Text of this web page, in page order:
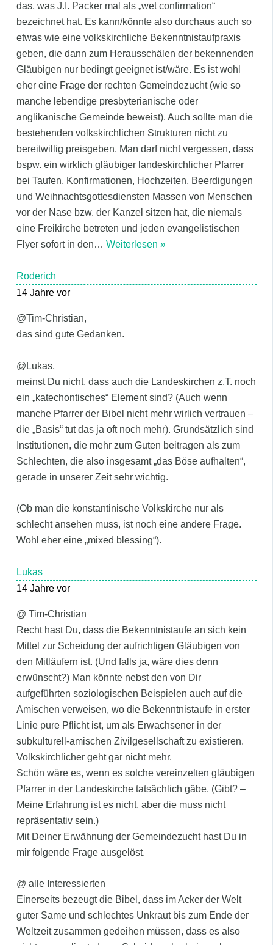
das, was J.I. Packer mal als „wet confirmation“
bezeichnet hat. Es kann/könnte also durchaus auch so
etwas wie eine volkskirchliche Bekenntnistaufpraxis
geben, die dann zum Herausschälen der bekennenden
Gläubigen nur bedingt geeignet ist/wäre. Es ist wohl
eher eine Frage der rechten Gemeindezucht (wie so
manche lebendige presbyterianische oder
anglikanische Gemeinde beweist). Auch sollte man die
bestehenden volkskirchlichen Strukturen nicht zu
bereitwillig preisgeben. Man darf nicht vergessen, dass
bspw. ein wirklich gläubiger landeskirchlicher Pfarrer
bei Taufen, Konfirmationen, Hochzeiten, Beerdigungen
und Weihnachtsgottesdiensten Massen von Menschen
vor der Nase bzw. der Kanzel sitzen hat, die niemals
eine Freikirche betreten und jeden evangelistischen
Flyer sofort in den… Weiterlesen »
Roderich
14 Jahre vor
@Tim-Christian,
das sind gute Gedanken.
@Lukas,
meinst Du nicht, dass auch die Landeskirchen z.T. noch
ein „katechontisches“ Element sind? (Auch wenn
manche Pfarrer der Bibel nicht mehr wirlich vertrauen –
die „Basis“ tut das ja oft noch mehr). Grundsätzlich sind
Institutionen, die mehr zum Guten beitragen als zum
Schlechten, die also insgesamt „das Böse aufhalten“,
gerade in unserer Zeit sehr wichtig.
(Ob man die konstantinische Volkskirche nur als
schlecht ansehen muss, ist noch eine andere Frage.
Wohl eher eine „mixed blessing“).
Lukas
14 Jahre vor
@ Tim-Christian
Recht hast Du, dass die Bekenntnistaufe an sich kein
Mittel zur Scheidung der aufrichtigen Gläubigen von
den Mitläufern ist. (Und falls ja, wäre dies denn
erwünscht?) Man könnte nebst den von Dir
aufgeführten soziologischen Beispielen auch auf die
Amischen verweisen, wo die Bekenntnistaufe in erster
Linie pure Pflicht ist, um als Erwachsener in der
subkulturell-amischen Zivilgesellschaft zu existieren.
Volkskirchlicher geht gar nicht mehr.
Schön wäre es, wenn es solche vereinzelten gläubigen
Pfarrer in der Landeskirche tatsächlich gäbe. (Gibt? –
Meine Erfahrung ist es nicht, aber die muss nicht
repräsentativ sein.)
Mit Deiner Erwähnung der Gemeindezucht hast Du in
mir folgende Frage ausgelöst.
@ alle Interessierten
Einerseits bezeugt die Bibel, dass im Acker der Welt
guter Same und schlechtes Unkraut bis zum Ende der
Weltzeit zusammen gedeihen müssen, dass es also